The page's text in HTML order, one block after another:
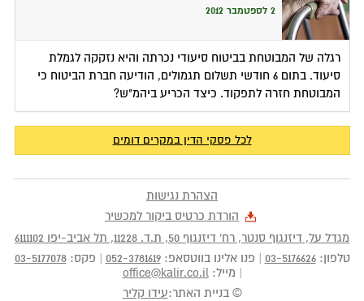
2 לספטמבר 2012
רגלה של המבוטחת בביטוח סיעודי נכרתה והיא נזקקה לגמלת
סיעוד. בתום 6 חודשי תשלום תגמולים, הודיעה חברת הביטוח כי
המבוטחת חזרה לתפקוד. כיצד הכריע ביהמ"ש?
לכל פסקי הדין במקרים דומים
הצהרת נגישות
הורדת כרטיס ביקור למכשיר
מגדל על, דיזנגוף סנטר, רח' דיזנגוף 50
, ת.ד. 11228
, תל אביב-יפו 6111102
טלפון:03-5176626 פנו אלינו בווטסאפ:052-3781619 פקס:03-5177078
מייל:office@kalir.co.il
© בניית האתר:עידו קליר